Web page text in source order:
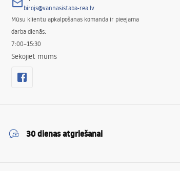
birojs@vannasistaba-rea.lv
Mūsu klientu apkalpošanas komanda ir pieejama
darba dienās:
7:00–15:30
Sekojiet mums
30 dienas atgriešanai